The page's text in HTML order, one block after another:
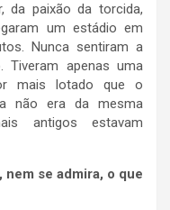
da paixão da torcida,
um estádio em
Nunca sentiram a
Tiveram apenas uma
mais lotado que o
não era da mesma
antigos estavam
nem se admira, o que